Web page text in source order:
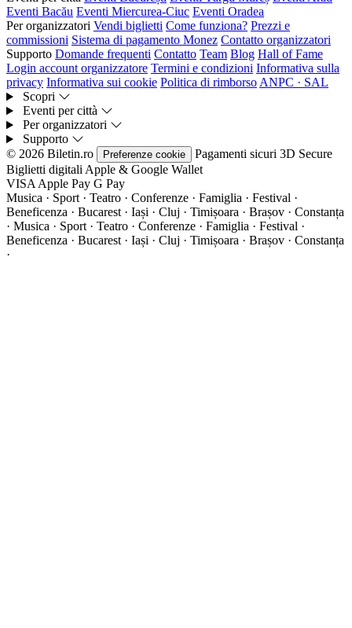
Eventi Bacău Eventi Miercurea-Ciuc Eventi Oradea
Per organizzatori Vendi biglietti Come funziona? Prezzi e
commissioni Sistema di pagamento Monez Contatto organizzatori
Supporto Domande frequenti Contatto Team Blog Hall of Fame
Login account organizzatore Termini e condizioni Informativa sulla
privacy Informativa sui cookie Politica di rimborso ANPC · SAL
Scopri
Eventi per città
Per organizzatori
Supporto
© 2026 Biletin.ro
Preferenze cookie Pagamenti sicuri 3D Secure
Biglietti digitali Apple & Google Wallet
VISA Apple Pay G Pay
Musica · Sport · Teatro · Conferenze · Famiglia · Festival ·
Beneficenza · Bucarest · Iași · Cluj · Timișoara · Brașov · Constanța
· Musica · Sport · Teatro · Conferenze · Famiglia · Festival ·
Beneficenza · Bucarest · Iași · Cluj · Timișoara · Brașov · Constanța
·